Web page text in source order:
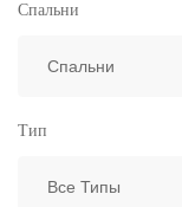
Спальни
Тип